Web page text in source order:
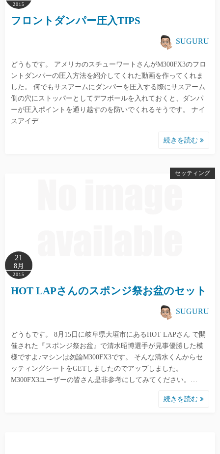
2015
フロントダンパー圧入TIPS
SUGURU
どうもです。 アメリカのスチューワートさんがM300FX3のフロ
ントダンパーの圧入方法を紹介してくれた動画を作ってくれま
した。 何でもサスアームにダンパーを圧入する際にサスアーム
側の穴にストッパーとしてデフボールを入れておくと、ダンパ
ーが圧入ポイントを通り越すのを防いでくれるそうです。 ナイ
スアイデ…
続きを読む
セッティング
21
8月
2015
HOT LAPさんのスポンジ祭お盆のセット
SUGURU
どうもです。 8月15日に岐阜県大垣市にあるHOT LAPさん で開
催された『スポンジ祭お盆』で清水昭博選手が見事優勝した模
様ですよ♪マシンは勿論M300FX3です。 そんな清水くんからセ
ッティングシートをGETしましたのでアップしました。
M300FX3ユーザーの皆さん是非参考にしてみてください。…
続きを読む